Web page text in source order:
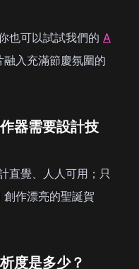
也可以試試我們的 A
融入充滿節慶氛圍的
器需要設計技
直覺、人人可用；只
作漂亮的聖誕賀
度是多少？